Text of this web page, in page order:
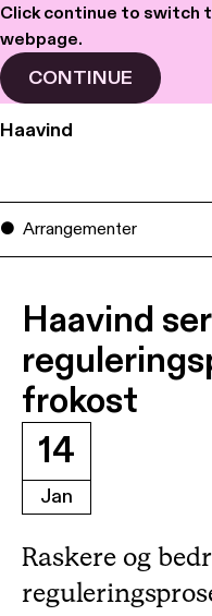
Click continue to switch
webpage.
CONTINUE
Haavind
Arrangementer
Haavind
frokost
Raskere og
14
Jan